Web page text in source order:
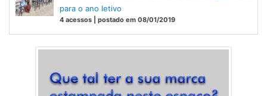
para o ano letivo
4 acessos | postado em 08/01/2019